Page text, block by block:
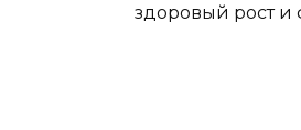
здоровый рост и